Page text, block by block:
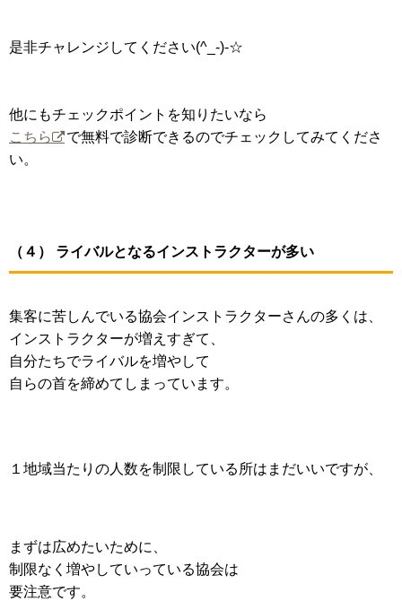
是非チャレンジしてください(^_-)-☆
他にもチェックポイントを知りたいなら
こちら
で無料で診断できるのでチェックしてみてくださ
い。
（４） ライバルとなるインストラクターが多い
集客に苦しんでいる協会インストラクターさんの多くは、
インストラクターが増えすぎて、
自分たちでライバルを増やして
自らの首を締めてしまっています。
１地域当たりの人数を制限している所はまだいいですが、
まずは広めたいために、
制限なく増やしていっている協会は
要注意です。